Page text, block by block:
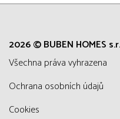
2026 © BUBEN HOMES
všechna práva vyhrazena
Ochrana osobních údajů
Cookies